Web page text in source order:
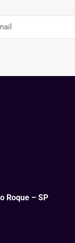
Roque – SP